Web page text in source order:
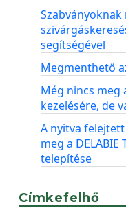
segítségével
Megmenthető
Még nincs meg
kezelésére, de
A nyitva
meg a
telepítése
Címkefelhő